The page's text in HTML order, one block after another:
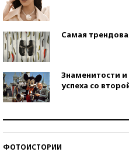
Самая
Знаменитости
успеха со
ФОТОИСТОРИИ